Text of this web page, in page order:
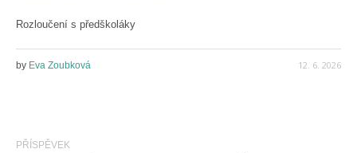
Rozloučení s předškoláky
12. 6. 2026
by Eva Zoubková
PŘÍSPĚVEK